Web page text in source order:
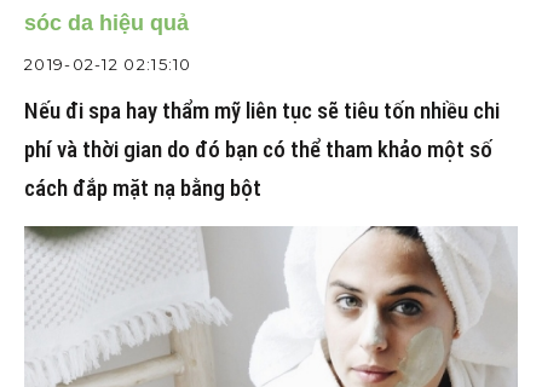
sóc da hiệu quả
2019-02-12 02:15:10
Nếu đi spa hay thẩm mỹ liên tục sẽ tiêu tốn nhiều chi
phí và thời gian do đó bạn có thể tham khảo một số
cách đắp mặt nạ bằng bột